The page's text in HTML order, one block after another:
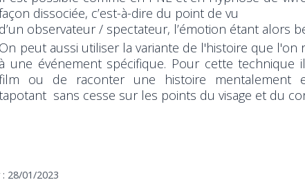
dissociée, c’est-à-dire du point de vu
d’un observateur / spectateur, l’émotion étant alors
On peut aussi utiliser la variante de l'histoire que l'on
à une événement spécifique. Pour cette technique
ou de raconter une histoire mentalement
sans cesse sur les points du visage et du
28/01/2023